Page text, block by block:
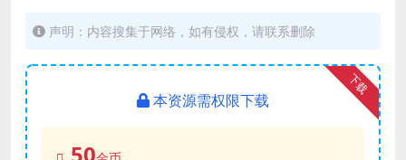
声明：内容搜集于网络，如有侵权，请联系删除
下载
本资源需权限下载
50